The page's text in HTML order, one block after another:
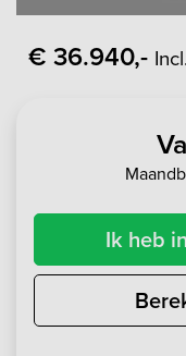
€ 36.940,-
Ik heb